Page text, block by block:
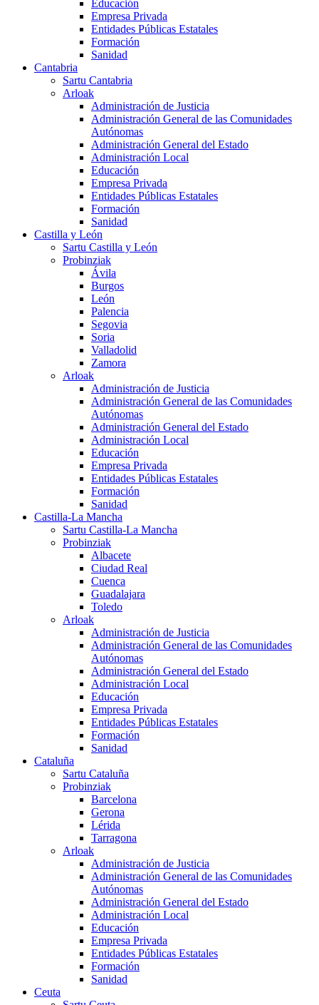
Educación
Empresa Privada
Entidades Públicas Estatales
Formación
Sanidad
Cantabria
Sartu Cantabria
Arloak
Administración de Justicia
Administración General de las Comunidades
Autónomas
Administración General del Estado
Administración Local
Educación
Empresa Privada
Entidades Públicas Estatales
Formación
Sanidad
Castilla y León
Sartu Castilla y León
Probinziak
Ávila
Burgos
León
Palencia
Segovia
Soria
Valladolid
Zamora
Arloak
Administración de Justicia
Administración General de las Comunidades
Autónomas
Administración General del Estado
Administración Local
Educación
Empresa Privada
Entidades Públicas Estatales
Formación
Sanidad
Castilla-La Mancha
Sartu Castilla-La Mancha
Probinziak
Albacete
Ciudad Real
Cuenca
Guadalajara
Toledo
Arloak
Administración de Justicia
Administración General de las Comunidades
Autónomas
Administración General del Estado
Administración Local
Educación
Empresa Privada
Entidades Públicas Estatales
Formación
Sanidad
Cataluña
Sartu Cataluña
Probinziak
Barcelona
Gerona
Lérida
Tarragona
Arloak
Administración de Justicia
Administración General de las Comunidades
Autónomas
Administración General del Estado
Administración Local
Educación
Empresa Privada
Entidades Públicas Estatales
Formación
Sanidad
Ceuta